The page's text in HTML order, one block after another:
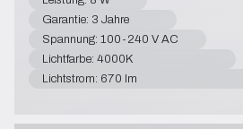
Garantie: 3 Jahre
Spannung: 100-240 V AC
Lichtfarbe: 4000K
Lichtstrom: 670 lm